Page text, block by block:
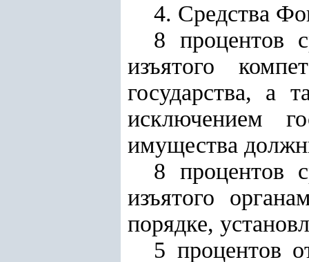
4. Средства
8 процентов
изъятого
государства, а
исключением
имущества
8 процентов
изъятого
порядке,
5 процентов